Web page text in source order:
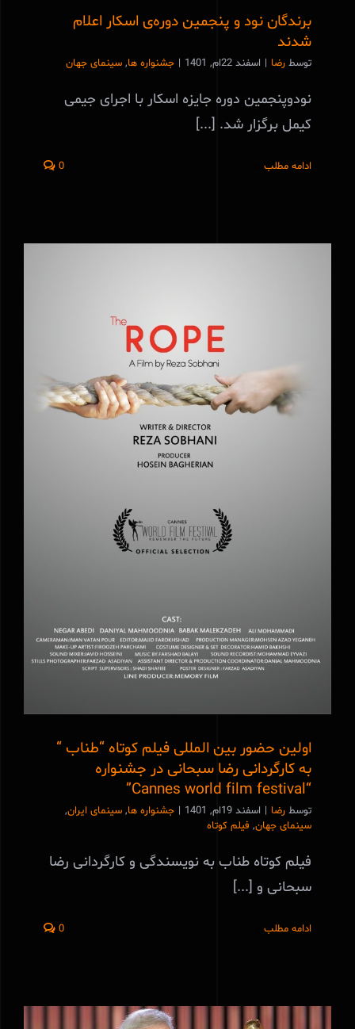
برندگان نود و پنجمین دوره‌ی اسکار اعلام
شدند
توسط رضا | اسفند 22ام, 1401 | جشنواره ها, سینمای جهان
نودوپنجمین دوره جایزه اسکار با اجرای جیمی
کیمل برگزار شد. [...]
ادامه مطلب 0
اولین حضور بین المللی فیلم کوتاه “طناب “ به
اولین حضور بین المللی فیلم کوتاه “طناب “
به کارگردانی رضا سبحانی در جشنواره
‏“Cannes world film festival”
توسط رضا | اسفند 19ام, 1401 | جشنواره ها, سینمای ایران,
سینمای جهان, فیلم کوتاه
فیلم کوتاه طناب به نویسندگی و کارگردانی رضا
سبحانی و [...]
ادامه مطلب 0